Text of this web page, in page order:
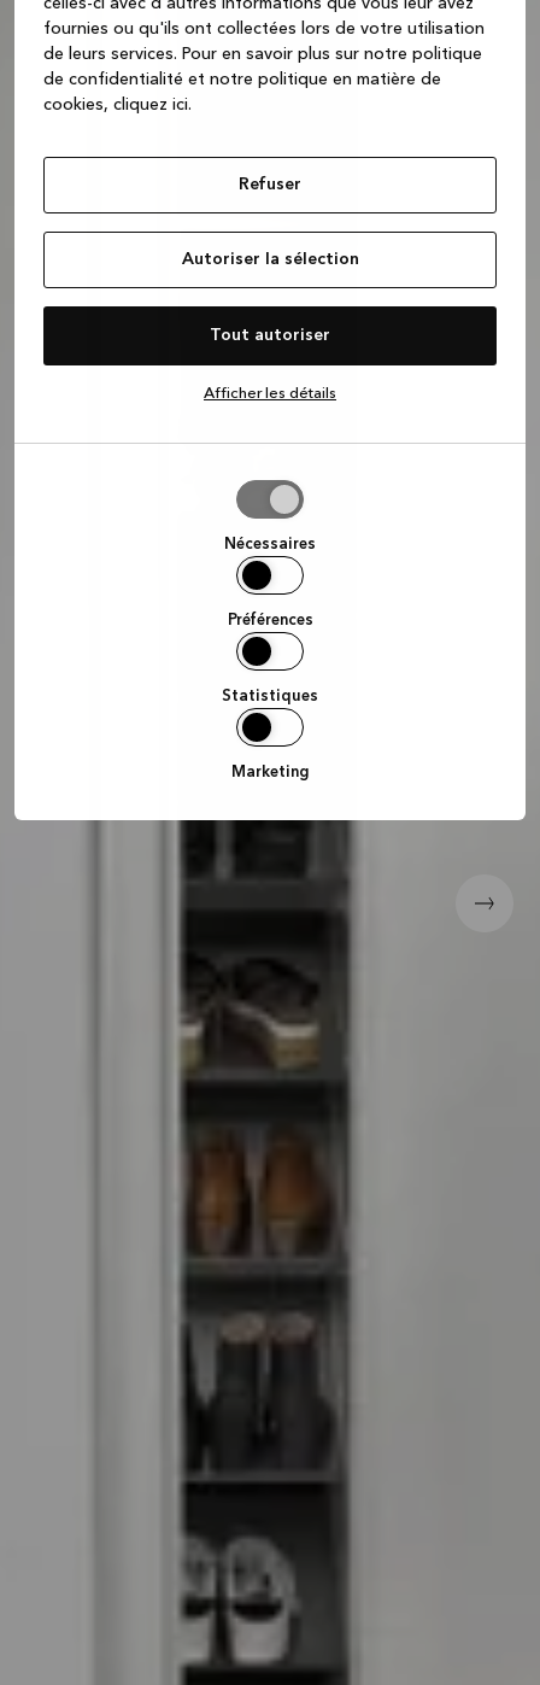
fournies ou qu'ils ont collectées lors de votre utilisation
de leurs services. Pour en savoir plus sur notre politique
de confidentialité et notre politique en matière de
cookies, cliquez ici.
Refuser
Autoriser la sélection
Tout autoriser
Afficher les détails
Nécessaires
Préférences
Statistiques
Marketing